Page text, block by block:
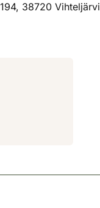
38720 Vihteljärvi